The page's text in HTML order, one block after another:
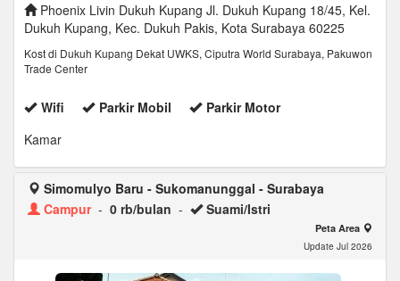
Phoenix Livin Dukuh Kupang Jl. Dukuh Kupang 18/45, Kel.
Dukuh Kupang, Kec. Dukuh Pakis, Kota Surabaya 60225
Kost di Dukuh Kupang Dekat UWKS, Ciputra World Surabaya, Pakuwon
Trade Center
Wifi Parkir Mobil
Parkir Motor
Kamar
Simomulyo Baru - Sukomanunggal - Surabaya
Campur- 0 rb/bulan - Suami/Istri
Peta Area
Update Jul 2026